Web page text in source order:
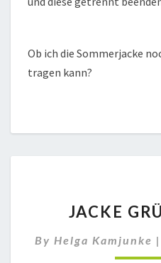
Ob ich die Sommerjacke
tragen kann?
JACKE
By Helga Kamjunke |